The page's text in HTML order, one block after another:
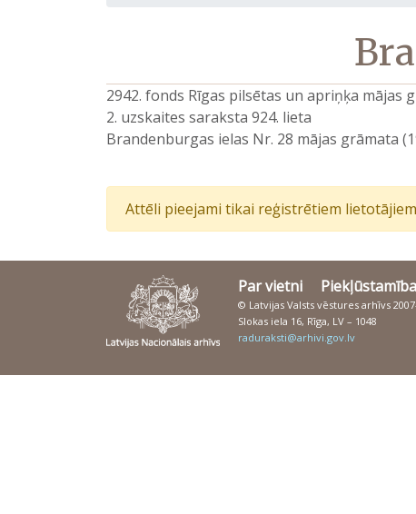
2942. fonds Rīgas pilsētas un apriņķa mājas
2. uzskaites saraksta 924. lieta
Brandenburgas ielas Nr. 28 mājas grāmata
Attēli pieejami tikai reģistrētiem
Par vietni
© Latvijas Valsts vēstures arhīvs
Slokas iela 16, Rīga, LV – 1048
raduraksti@arhivi.gov.lv